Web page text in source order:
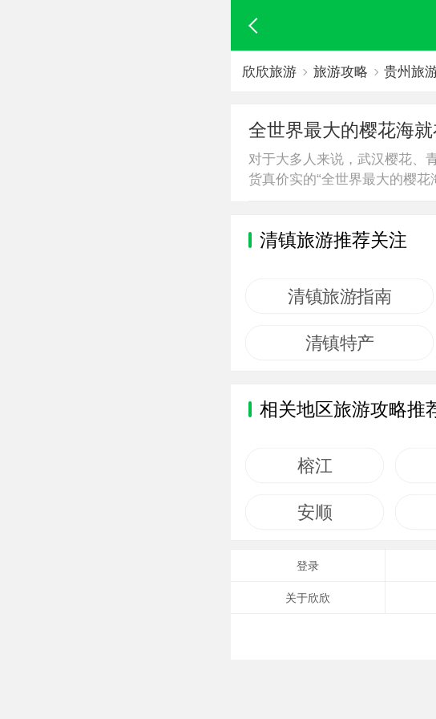
欣欣旅游 旅游攻略 贵州旅
全世界最大的樱花海
对于大多人来说，武汉樱花、
货真价实的“全世界最大的樱花
清镇旅游推荐关注
清镇旅游指南
清镇特产
相关地区旅游攻略推
榕江
安顺
登录
关于欣欣